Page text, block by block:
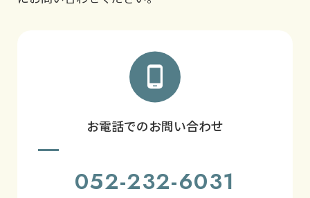
お電話でのお問い合わせ
052-232-6031